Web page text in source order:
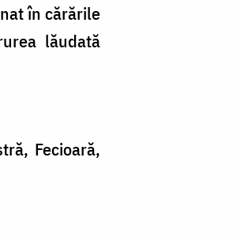
în cărările
lăudată
Fecioară,